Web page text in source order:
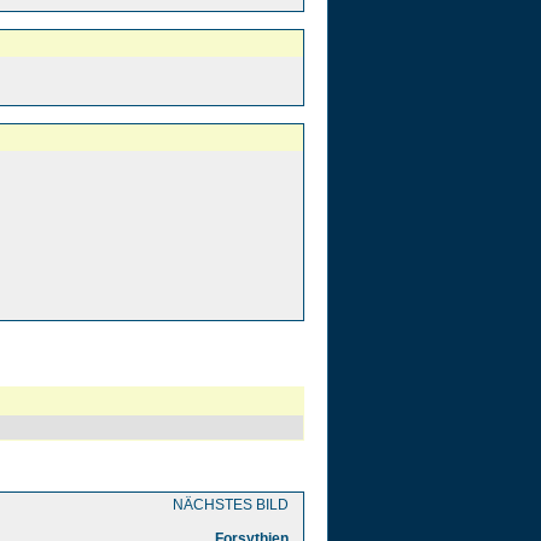
NÄCHSTES BILD